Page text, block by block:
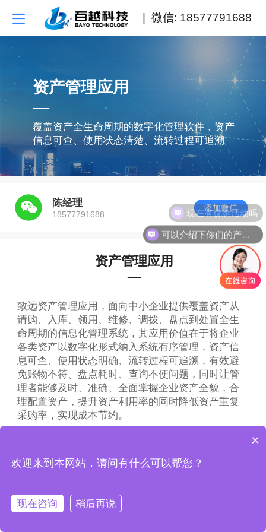
| 微信: 18577791688
资产管理应用
—
覆盖资产全生命周期的数字化管理软件，资产
信息可查、使用状态清楚、流转过程可追溯
陈经理
18577791688
添加微信
资产管理应用
—
致远资产管理应用，面向中小企业提供覆盖资产从
请购、入库、领用、维修、调拨、盘点到处置全生
命周期的信息化管理系统，其应用价值在于将企业
各类资产以数字化形式纳入系统有序管理，资产信
息可查、使用状态明确、流转过程可追溯，有效避
免账物不符、盘点耗时、查询不便问题，同时让管
理者能够及时、准确、全面掌握企业资产全貌，合
理配置资产，提升资产利用率的同时降低资产重复
采购率，实现成本节约。
可以介绍下你们的产品么
现在有优惠活动吗
×
欢迎来到本网站，请问有什么可以帮您？
现在咨询 稍后再说